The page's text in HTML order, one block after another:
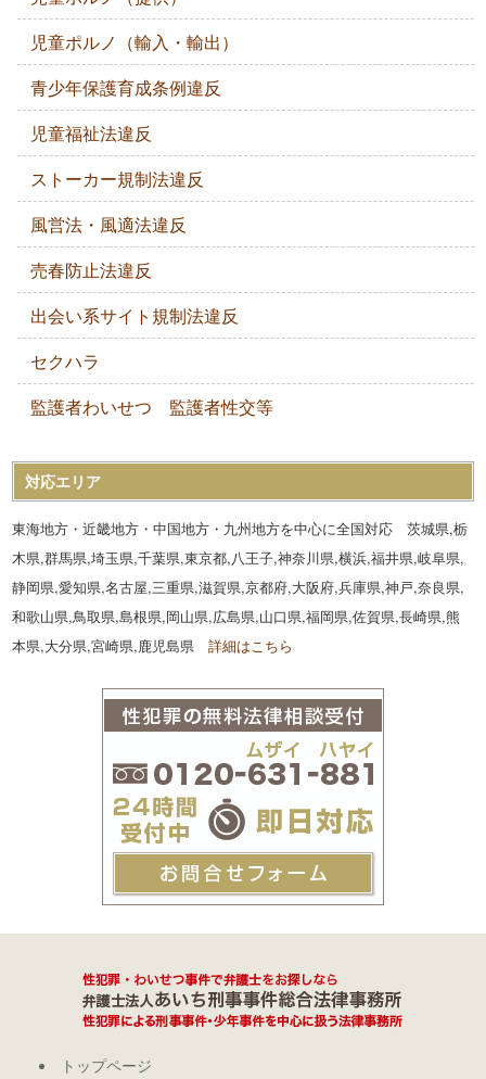
児童ポルノ（輸入・輸出）
青少年保護育成条例違反
児童福祉法違反
ストーカー規制法違反
風営法・風適法違反
売春防止法違反
出会い系サイト規制法違反
セクハラ
監護者わいせつ 監護者性交等
対応エリア
東海地方・近畿地方・中国地方・九州地方を中心に全国対応 茨城県,栃
木県,群馬県,埼玉県,千葉県,東京都,八王子,神奈川県,横浜,福井県,岐阜県,
静岡県,愛知県,名古屋,三重県,滋賀県,京都府,大阪府,兵庫県,神戸,奈良県,
和歌山県,鳥取県,島根県,岡山県,広島県,山口県,福岡県,佐賀県,長崎県,熊
本県,大分県,宮崎県,鹿児島県詳細はこちら
トップページ